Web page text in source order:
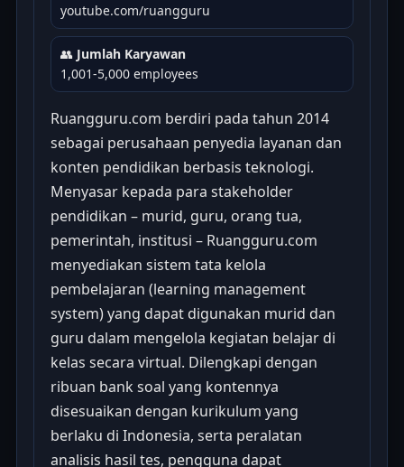
youtube.com/ruangguru
👥 Jumlah Karyawan
1,001-5,000 employees
Ruangguru.com berdiri pada tahun 2014
sebagai perusahaan penyedia layanan dan
konten pendidikan berbasis teknologi.
Menyasar kepada para stakeholder
pendidikan – murid, guru, orang tua,
pemerintah, institusi – Ruangguru.com
menyediakan sistem tata kelola
pembelajaran (learning management
system) yang dapat digunakan murid dan
guru dalam mengelola kegiatan belajar di
kelas secara virtual. Dilengkapi dengan
ribuan bank soal yang kontennya
disesuaikan dengan kurikulum yang
berlaku di Indonesia, serta peralatan
analisis hasil tes, pengguna dapat